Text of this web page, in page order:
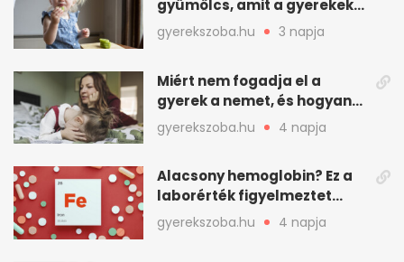
gyümölcs, amit a gyerekek
is szívesen megesznek
gyerekszoba.hu 3 napja
Miért nem fogadja el a
gyerek a nemet, és hogyan
mondd ki jól?
gyerekszoba.hu 4 napja
Alacsony hemoglobin? Ez a
laborérték figyelmeztet
vashiányra
gyerekszoba.hu 4 napja